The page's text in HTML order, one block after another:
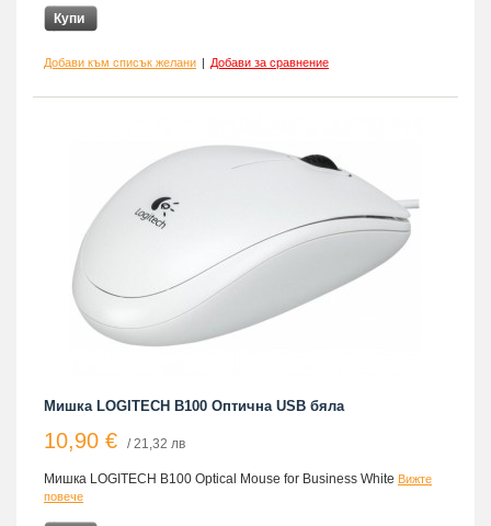
Купи
Добави към списък желани Добави за сравнение
Мишка LOGITECH B100 Оптична USB бяла
10,90 € / 21,32 лв
Мишка LOGITECH B100 Optical Mouse for Business White Вижте
повече